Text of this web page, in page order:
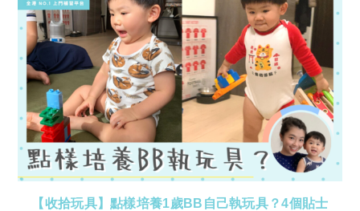
【收拾玩具】點樣培養1歲BB自己執玩具？4個貼士